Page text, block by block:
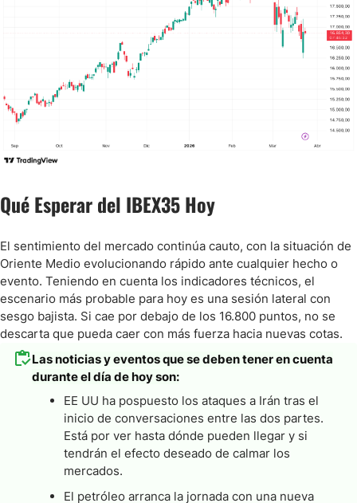
Qué Esperar del IBEX35 Hoy
El sentimiento del mercado continúa cauto, con la situación de
Oriente Medio evolucionando rápido ante cualquier hecho o
evento. Teniendo en cuenta los indicadores técnicos, el
escenario más probable para hoy es una sesión lateral con
sesgo bajista. Si cae por debajo de los 16.800 puntos, no se
descarta que pueda caer con más fuerza hacia nuevas cotas.
Las noticias y eventos que se deben tener en cuenta
durante el día de hoy son:
EE UU ha pospuesto los ataques a Irán tras el
inicio de conversaciones entre las dos partes.
Está por ver hasta dónde pueden llegar y si
tendrán el efecto deseado de calmar los
mercados.
El petróleo arranca la jornada con una nueva